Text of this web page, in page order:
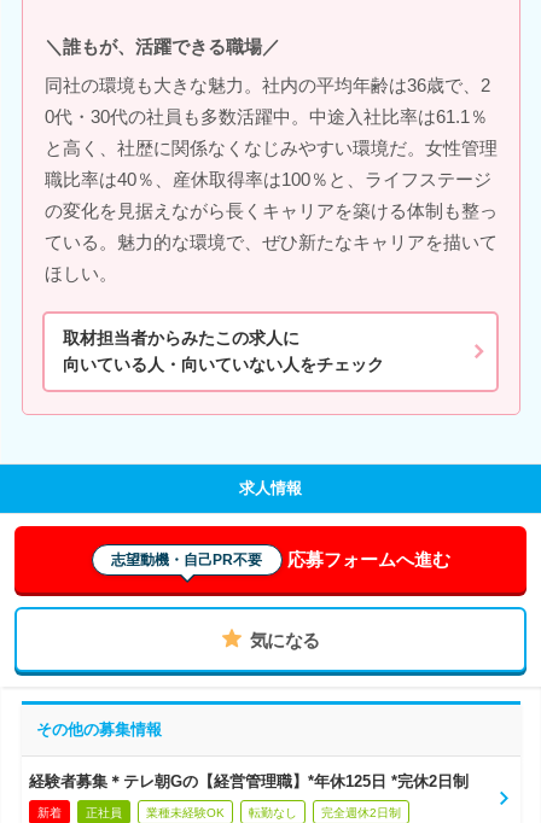
＼誰もが、活躍できる職場／
同社の環境も大きな魅力。社内の平均年齢は36歳で、2
0代・30代の社員も多数活躍中。中途入社比率は61.1％
と高く、社歴に関係なくなじみやすい環境だ。女性管理
職比率は40％、産休取得率は100％と、ライフステージ
の変化を見据えながら長くキャリアを築ける体制も整っ
ている。魅力的な環境で、ぜひ新たなキャリアを描いて
ほしい。
取材担当者からみたこの求人に
向いている人・向いていない人をチェック
求人情報
志望動機・自己PR不要 応募フォームへ進む
気になる
その他の募集情報
経験者募集＊テレ朝Gの【経営管理職】*年休125日 *完休2日制
新着 正社員 業種未経験OK 転勤なし 完全週休2日制